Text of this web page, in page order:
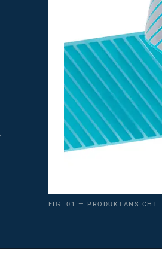
FIG. 01 — PRODUKTANSICHT